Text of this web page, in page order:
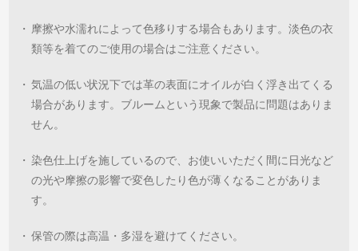
・ 摩擦や水濡れによって色移りする場合もあります。淡色の衣
類等を着てのご使用の場合はご注意ください。
・ 気温の低い状況下では革の表面にオイルが白く浮き出てくる
場合があります。ブルームという現象で製品に問題はありま
せん。
・ 染色仕上げを施しているので、お使いいただく間に日光など
の光や摩擦の影響で変色したり色が薄くなることがありま
す。
・ 保管の際は高温・多湿を避けてください。